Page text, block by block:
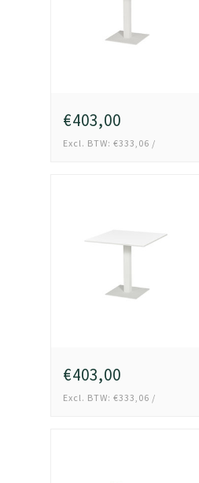
€403,00
Excl. BTW: €333,06 /
€403,00
Excl. BTW: €333,06 /